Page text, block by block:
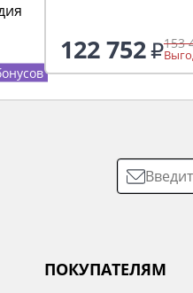
122 752 153
ПОКУПАТЕЛЯМ